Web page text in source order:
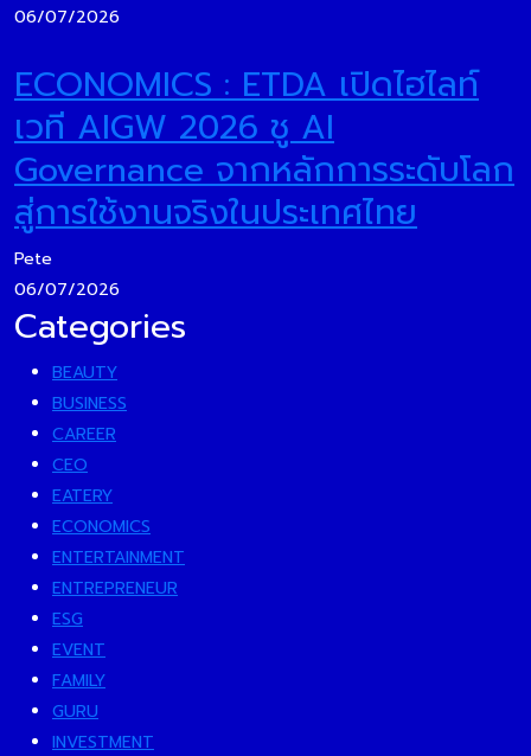
06/07/2026
ECONOMICS : ETDA เปิดไฮไลท์
เวที AIGW 2026 ชู AI
Governance จากหลักการระดับโลก
สู่การใช้งานจริงในประเทศไทย
Pete
06/07/2026
Categories
BEAUTY
BUSINESS
CAREER
CEO
EATERY
ECONOMICS
ENTERTAINMENT
ENTREPRENEUR
ESG
EVENT
FAMILY
GURU
INVESTMENT